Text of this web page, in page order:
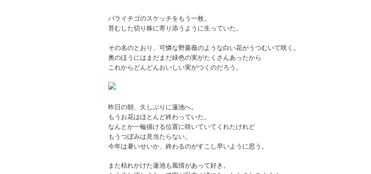
バライチゴのスケッチをもう一枚。
苔むした切り株に寄り添うように生っていた。
その名のとおり、可憐な野薔薇のような白い花がうつむいて咲く。
奥のほうにはまだまだ緑色の実がたくさんあったから
これからどんどんおいしい実がつくのだろう。
昨日の朝、久しぶりに蓮池へ。
もうお花はほとんど終わっていた。
なんとか一輪描ける位置に咲いていてくれたけれど
もうつぼみは見当たらない。
今年は暑いせいか、終わるのがすこし早いように思う。
また枯れかけた蓮池も風情があって好き。